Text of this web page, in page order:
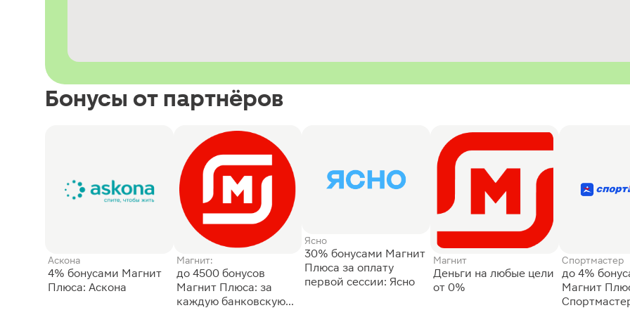
Бонусы от партнёров
Аскона
4% бонусами Магнит
Плюса: Аскона
Магнит:
до 4500 бонусов
Магнит Плюса: за
каждую банковскую
Ясно
30% бонусами Магнит
Плюса за оплату
первой сессии: Ясно
Магнит
Деньги на любые цели
от 0%
Спортмастер
до 4%
Магнит